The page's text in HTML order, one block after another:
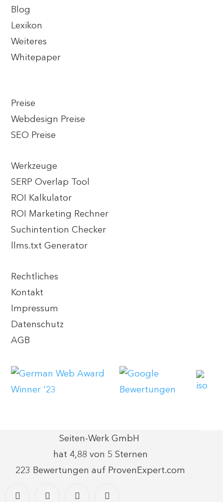
Blog
Lexikon
Weiteres
Whitepaper
Preise
Webdesign Preise
SEO Preise
Werkzeuge
SERP Overlap Tool
ROI Kalkulator
ROI Marketing Rechner
Suchintention Checker
llms.txt Generator
Rechtliches
Kontakt
Impressum
Datenschutz
AGB
Seiten-Werk GmbH
hat 4,88 von 5 Sternen
223 Bewertungen auf ProvenExpert.com